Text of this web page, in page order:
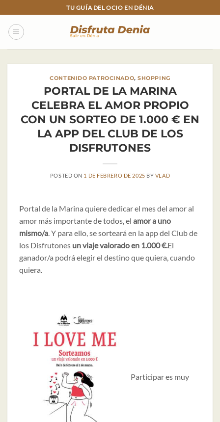
to
content
TU GUÍA DEL OCIO EN DÉNIA
CONTENIDO PATROCINADO,SHOPPING
PORTAL DE LA MARINA
CELEBRA EL AMOR PROPIO
CON UN SORTEO DE 1.000 € EN
LA APP DEL CLUB DE LOS
DISFRUTONES
POSTED ON 1 DE FEBRERO DE 2025 BY VLAD
Portal de la Marina quiere dedicar el mes del amor al
amor más importante de todos, el amor a uno
mismo/a . Y para ello, se sorteará en la app del Club de
los Disfrutones un viaje valorado en 1.000 €.El
ganador/a podrá elegir el destino que quiera, cuando
quiera.
Participar es muy